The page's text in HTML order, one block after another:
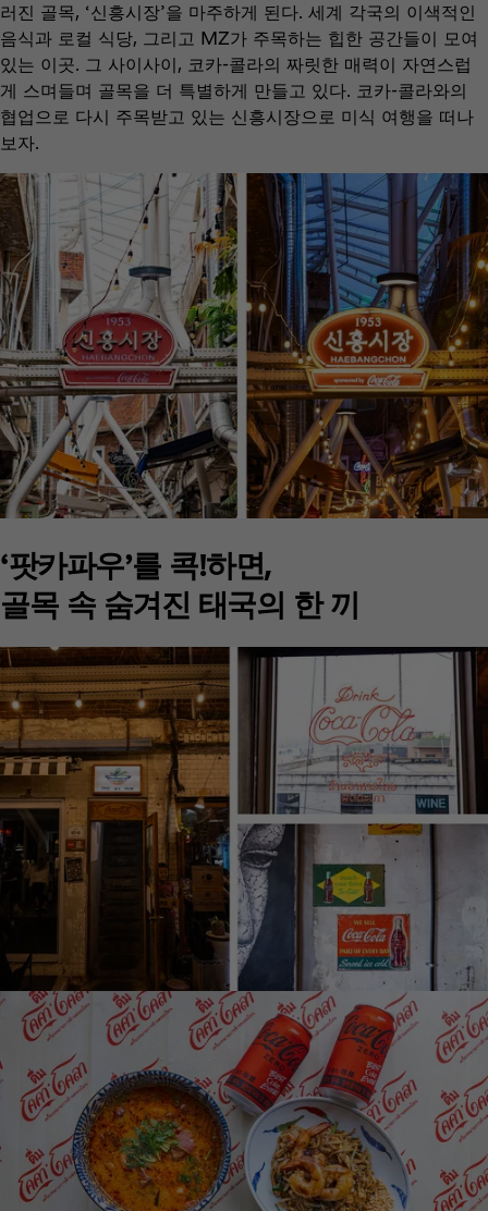
러진 골목, ‘신흥시장’을 마주하게 된다. 세계 각국의 이색적인
음식과 로컬 식당, 그리고 MZ가 주목하는 힙한 공간들이 모여
있는 이곳. 그 사이사이, 코카-콜라의 짜릿한 매력이 자연스럽
게 스며들며 골목을 더 특별하게 만들고 있다. 코카-콜라와의
협업으로 다시 주목받고 있는 신흥시장으로 미식 여행을 떠나
보자.
‘팟카파우’를 콕!하면,
골목 속 숨겨진 태국의 한 끼